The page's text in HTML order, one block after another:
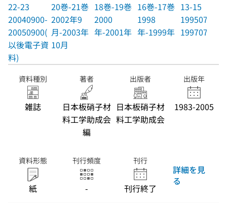
22-23
20040900-
20050900(
以後電子資
料)
20巻-21巻
2002年9
月-2003年
10月
18巻-19巻
2000
年-2001年
16巻-17巻
1998
年-1999年
13-15
19950700-
19970700
資料種別
雑誌
著者
日本板硝子材
料工学助成会
編
出版者
日本板硝子材
料工学助成会
出版年
1983-2005
資料形態
紙
刊行頻度
-
刊行
刊行終了
詳細を見
る